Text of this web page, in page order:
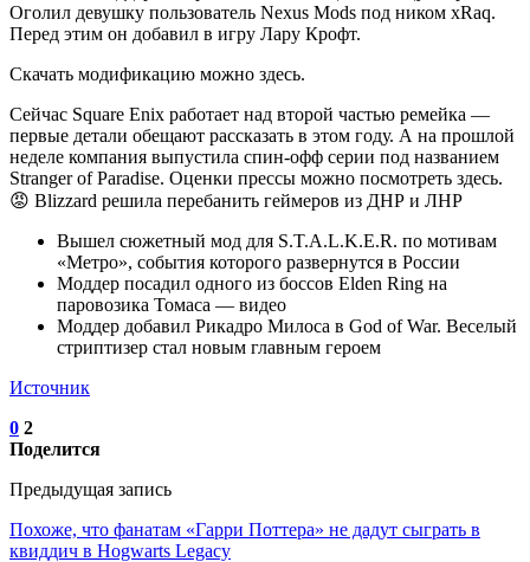
Оголил девушку пользователь Nexus Mods под ником xRaq.
Перед этим он добавил в игру Лару Крофт.
Скачать модификацию можно здесь.
Сейчас Square Enix работает над второй частью ремейка —
первые детали обещают рассказать в этом году. А на прошлой
неделе компания выпустила спин-офф серии под названием
Stranger of Paradise. Оценки прессы можно посмотреть здесь.
😡 Blizzard решила перебанить геймеров из ДНР и ЛНР
Вышел сюжетный мод для S.T.A.L.K.E.R. по мотивам
«Метро», события которого развернутся в России
Моддер посадил одного из боссов Elden Ring на
паровозика Томаса — видео
Моддер добавил Рикадро Милоса в God of War. Веселый
стриптизер стал новым главным героем
Источник
0 2
Поделится
Предыдущая запись
Похоже, что фанатам «Гарри Поттера» не дадут сыграть в
квиддич в Hogwarts Legacy